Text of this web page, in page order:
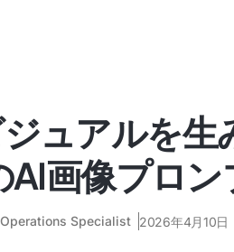
ュアルを生
画像プロン
Specialist 2026年4月10日